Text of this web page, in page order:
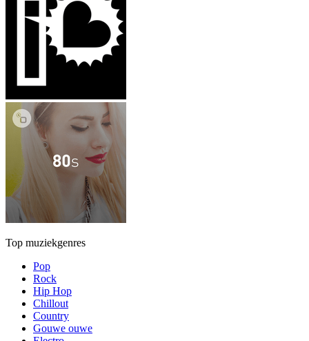
Top muziekgenres
Pop
Rock
Hip Hop
Chillout
Country
Gouwe ouwe